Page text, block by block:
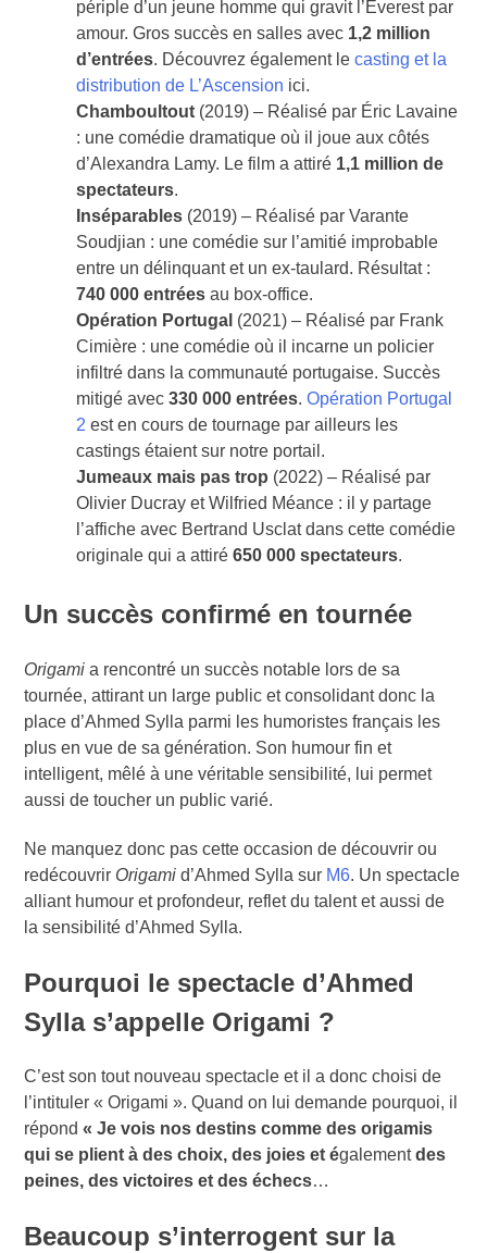
périple d’un jeune homme qui gravit l’Everest par
amour. Gros succès en salles avec 1,2 million
d’entrées. Découvrez également lecasting et la
distribution de L’Ascension ici.
Chamboultout (2019) – Réalisé par Éric Lavaine
: une comédie dramatique où il joue aux côtés
d’Alexandra Lamy. Le film a attiré 1,1 million de
spectateurs.
Inséparables (2019) – Réalisé par Varante
Soudjian : une comédie sur l’amitié improbable
entre un délinquant et un ex-taulard. Résultat :
740 000 entrées au box-office.
Opération Portugal (2021) – Réalisé par Frank
Cimière : une comédie où il incarne un policier
infiltré dans la communauté portugaise. Succès
mitigé avec330 000 entrées.Opération Portugal
2 est en cours de tournage par ailleurs les
castings étaient sur notre portail.
Jumeaux mais pas trop (2022) – Réalisé par
Olivier Ducray et Wilfried Méance : il y partage
l’affiche avec Bertrand Usclat dans cette comédie
originale qui a attiré650 000 spectateurs.
Un succès confirmé en tournée
Origami a rencontré un succès notable lors de sa
tournée, attirant un large public et consolidant donc la
place d’Ahmed Sylla parmi les humoristes français les
plus en vue de sa génération. Son humour fin et
intelligent, mêlé à une véritable sensibilité, lui permet
aussi de toucher un public varié.
Ne manquez donc pas cette occasion de découvrir ou
redécouvrir Origami d’Ahmed Sylla sur M6. Un spectacle
alliant humour et profondeur, reflet du talent et aussi de
la sensibilité d’Ahmed Sylla.
Pourquoi le spectacle d’Ahmed
Sylla s’appelle Origami ?
C’est son tout nouveau spectacle et il a donc choisi de
l’intituler « Origami ». Quand on lui demande pourquoi, il
répond« Je vois nos destins comme des origamis
qui se plient à des choix, des joies et égalementdes
peines, des victoires et des échecs…
Beaucoup s’interrogent sur la